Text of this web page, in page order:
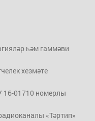
һәм гаммәви
хезмәте
16-01710 номерлы
«Тәртип»